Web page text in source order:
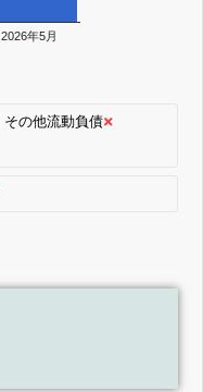
2026年5月
その他流動負債